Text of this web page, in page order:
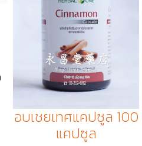
อบเชยเทศแคปซูล 100
แคปซูล